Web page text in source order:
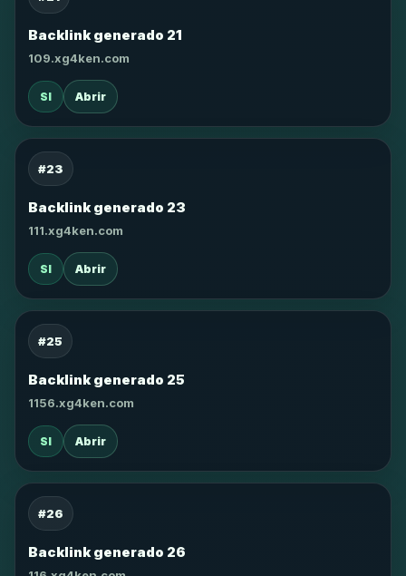
Backlink generado 21
109.xg4ken.com
SI Abrir
#23
Backlink generado 23
111.xg4ken.com
SI Abrir
#25
Backlink generado 25
1156.xg4ken.com
SI Abrir
#26
Backlink generado 26